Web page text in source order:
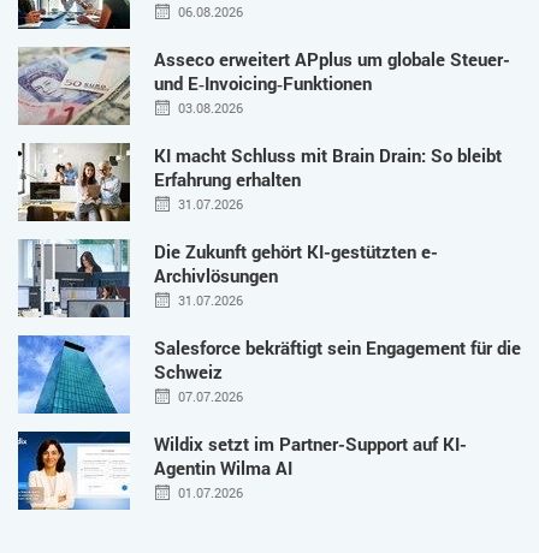
06.08.2026
Asseco erweitert APplus um globale Steuer-
und E‑Invoicing‑Funktionen
03.08.2026
KI macht Schluss mit Brain Drain: So bleibt
Erfahrung erhalten
31.07.2026
Die Zukunft gehört KI-gestützten e-
Archivlösungen
31.07.2026
Salesforce bekräftigt sein Engagement für die
Schweiz
07.07.2026
Wildix setzt im Partner-Support auf KI-
Agentin Wilma AI
01.07.2026